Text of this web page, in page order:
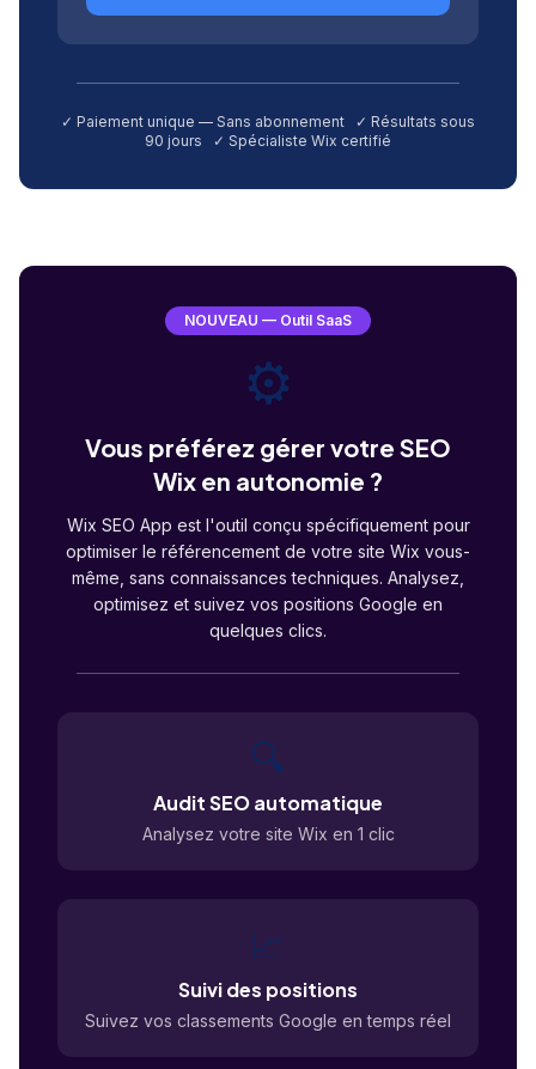
✓ Paiement unique — Sans abonnement ✓ Résultats sous
90 jours ✓ Spécialiste Wix certifié
NOUVEAU — Outil SaaS
⚙️
Vous préférez gérer votre SEO
Wix en autonomie ?
Wix SEO App est l'outil conçu spécifiquement pour
optimiser le référencement de votre site Wix vous-
même, sans connaissances techniques. Analysez,
optimisez et suivez vos positions Google en
quelques clics.
🔍
Audit SEO automatique
Analysez votre site Wix en 1 clic
📈
Suivi des positions
Suivez vos classements Google en temps réel